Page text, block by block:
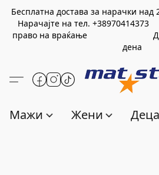
Бесплатна достава за нарачки над
Нарачајте на тел. +38970414373
право на враќање
дена
Мажи Жени